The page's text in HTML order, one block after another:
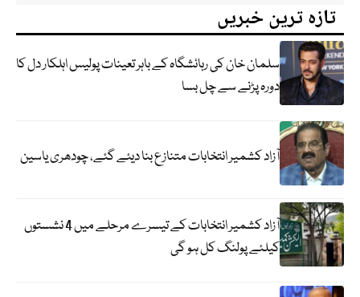
تازہ ترین خبریں
سلمان خان کی رہائشگاہ کے باہر تعینات پولیس اہلکار دل کا
دورہ پڑنے سے چل بسا
آزاد کشمیر انتخابات متنازع بنا دیئے گئے، چودھری یاسین
آزاد کشمیر انتخابات کے تیسرے مرحلے میں 4 نشستوں
کیلئے پولنگ کل ہو گی